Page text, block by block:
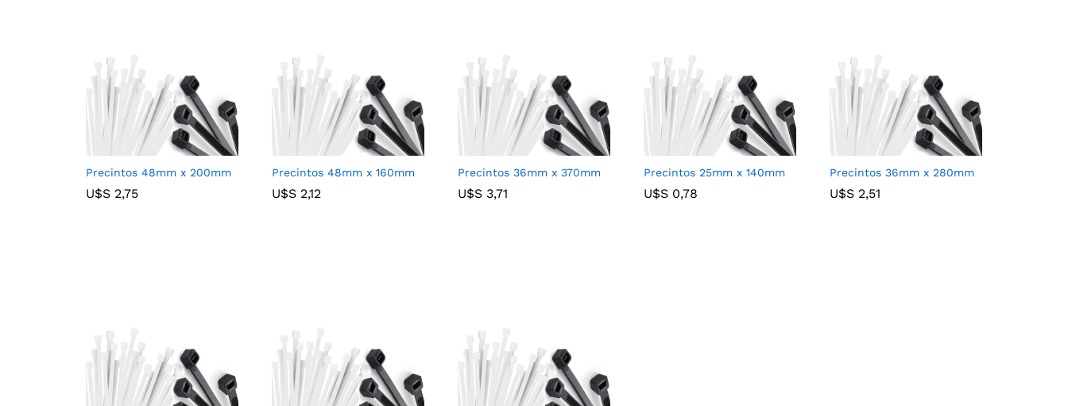
Precintos 48mm x 200mm
U$S 2,75
U$S 2,75
Precintos 48mm x 160mm
U$S 2,12
U$S 2,12
Precintos 36mm x 370mm
U$S 3,71
U$S 3,71
Precintos 25mm x 140mm
U$S 0,78
U$S 0,78
Precintos 36mm x 280mm
U$S 2,51
U$S 2,51